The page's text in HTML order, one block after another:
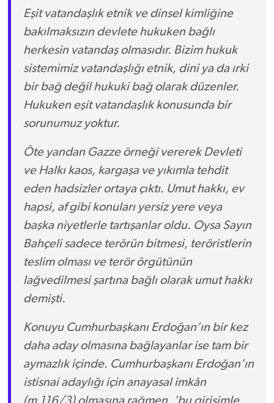
Eşit vatandaşlık etnik ve dinsel kimliğine
bakılmaksızın devlete hukuken bağlı
herkesin vatandaş olmasıdır. Bizim hukuk
sistemimiz vatandaşlığı etnik, dini ya da ırki
bir bağ değil hukuki bağ olarak düzenler.
Hukuken eşit vatandaşlık konusunda bir
sorunumuz yoktur.
Öte yandan Gazze örneği vererek Devleti
ve Halkı kaos, kargaşa ve yıkımla tehdit
eden hadsizler ortaya çıktı. Umut hakkı, ev
hapsi, af gibi konuları yersiz yere veya
başka niyetlerle tartışanlar oldu. Oysa Sayın
Bahçeli sadece terörün bitmesi, teröristlerin
teslim olması ve terör örgütünün
lağvedilmesi şartına bağlı olarak umut hakkı
demişti.
Konuyu Cumhurbaşkanı Erdoğan’ın bir kez
daha aday olmasına bağlayanlar ise tam bir
aymazlık içinde. Cumhurbaşkanı Erdoğan’ın
istisnai adaylığı için anayasal imkân
(m.116/3) olmasına rağmen, 'bu girişimle